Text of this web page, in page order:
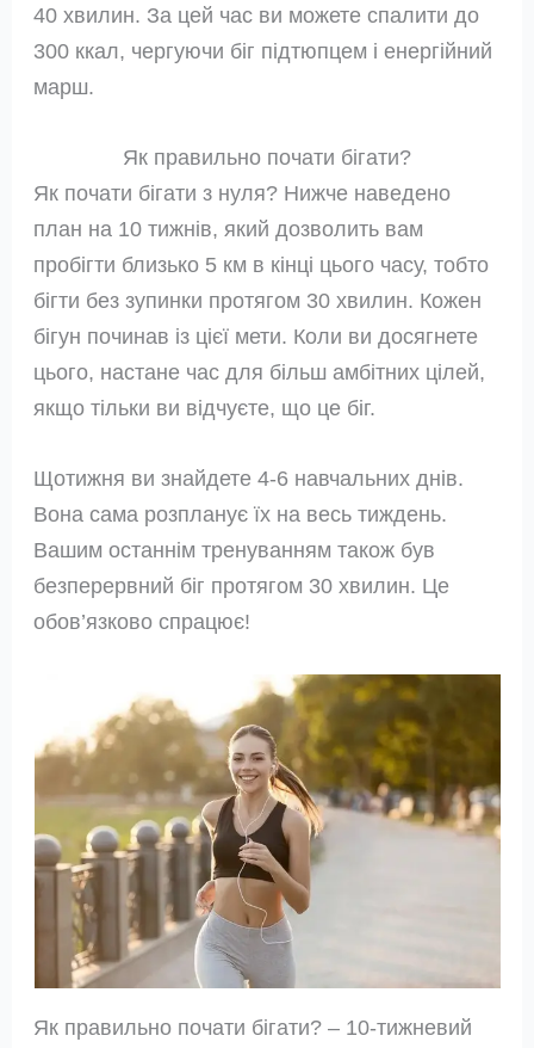
40 хвилин. За цей час ви можете спалити до
300 ккал, чергуючи біг підтюпцем і енергійний
марш.
Як правильно почати бігати?
Як почати бігати з нуля? Нижче наведено
план на 10 тижнів, який дозволить вам
пробігти близько 5 км в кінці цього часу, тобто
бігти без зупинки протягом 30 хвилин. Кожен
бігун починав із цієї мети. Коли ви досягнете
цього, настане час для більш амбітних цілей,
якщо тільки ви відчуєте, що це біг.
Щотижня ви знайдете 4-6 навчальних днів.
Вона сама розпланує їх на весь тиждень.
Вашим останнім тренуванням також був
безперервний біг протягом 30 хвилин. Це
обов’язково спрацює!
Як правильно почати бігати? – 10-тижневий